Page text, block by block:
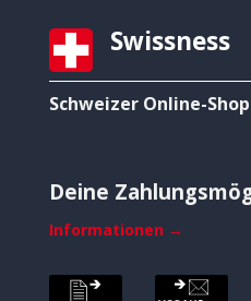
Swissness
Schweizer Online-
Deine
Informationen →